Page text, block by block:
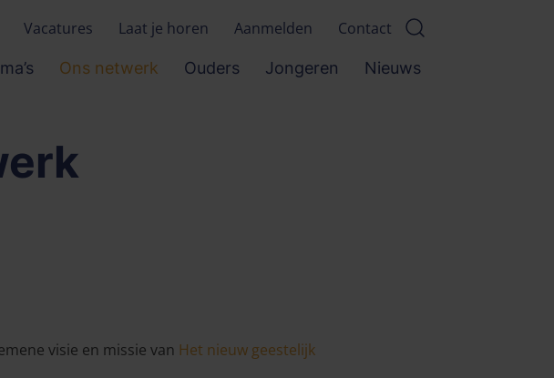
Vacatures Laat je horen Aanmelden Contact
Ons netwerk Ouders Jongeren Nieuws
visie en missie van Het nieuw geestelijk